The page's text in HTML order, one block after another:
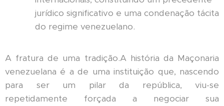
jurídico significativo e uma condenação tácita
do regime venezuelano.
A fratura de uma tradição.A história da Maçonaria
venezuelana é a de uma instituição que, nascendo
para ser um pilar da república, viu-se
repetidamente forçada a negociar sua